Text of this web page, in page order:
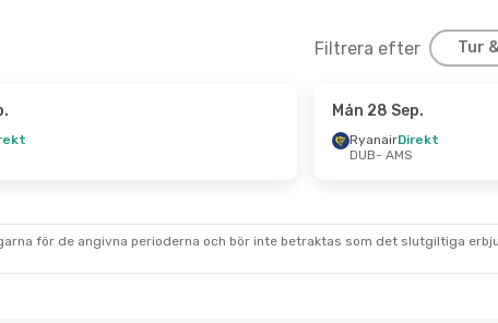
Filtrera efter Tur
Mån 28 Sep.
RyanairDirekt
DUB- AMS
för de angivna perioderna och bör inte betraktas som det slutgiltiga